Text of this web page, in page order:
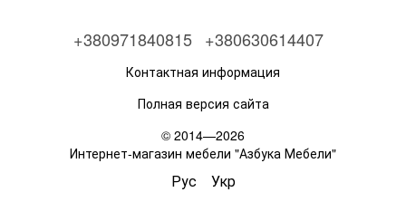
+380971840815 +380630614407
Контактная информация
Полная версия сайта
© 2014—2026
Интернет-магазин мебели "Азбука Мебели"
Рус Укр